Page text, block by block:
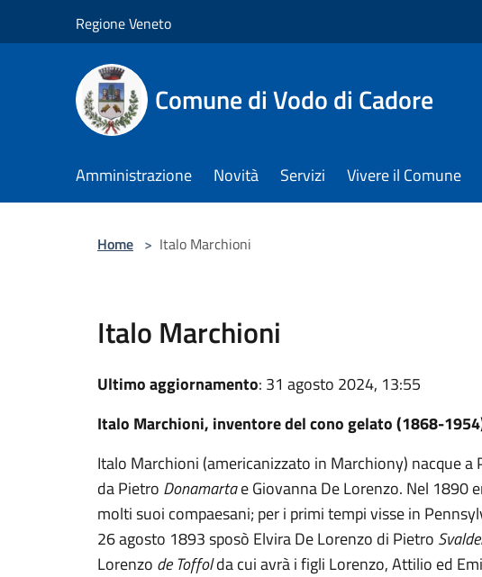
Regione Veneto
Comune di Vodo di Cadore
Amministrazione Novità Servizi Vivere il Comune
Home > Italo Marchioni
Italo Marchioni
Ultimo aggiornamento: 31 agosto 2024, 13:55
Italo Marchioni, inventore del cono gelato (1868-
Italo Marchioni (americanizzato in Marchiony) nacque a
da Pietro Donamartae Giovanna De Lorenzo. Nel 1890
molti suoi compaesani; per i primi tempi visse in
26 agosto 1893 sposò Elvira De Lorenzo di Pietro
Lorenzo de Toffolda cui avrà i figli Lorenzo, Attilio ed